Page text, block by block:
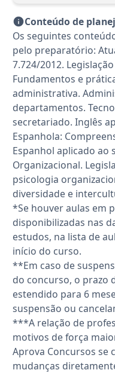
Conteúdo de
Os seguintes
pelo preparatório:
7.724/2012.
Fundamentos e
administrativa.
departamentos.
secretariado. Inglês
Espanhola:
Espanhol aplicado ao
Organizacional.
psicologia
diversidade e
*Se houver aulas em
disponibilizadas nas
estudos, na lista de
início do curso.
**Em caso de
do concurso, o prazo
estendido para 6
suspensão ou
***A relação de
motivos de força
Aprova Concursos se
mudanças